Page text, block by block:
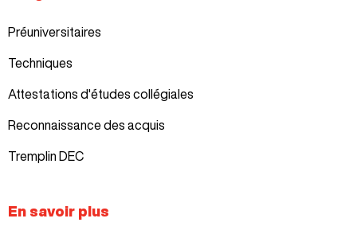
Préuniversitaires
Techniques
Attestations d'études collégiales
Reconnaissance des acquis
Tremplin DEC
En savoir plus